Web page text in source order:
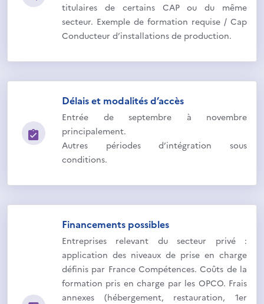
titulaires de certains CAP ou du même
secteur. Exemple de formation requise / Cap
Conducteur d’installations de production.
Délais et modalités d’accès
Entrée de septembre à novembre
principalement.
Autres périodes d’intégration sous
conditions.
Financements possibles
Entreprises relevant du secteur privé :
application des niveaux de prise en charge
définis par France Compétences. Coûts de la
formation pris en charge par les OPCO. Frais
annexes (hébergement, restauration, 1er